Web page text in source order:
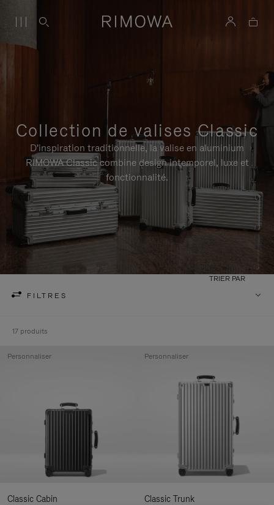
Collection de valises Classic
D'inspiration traditionnelle, la valise en aluminium
RIMOWA Classic combine design intemporel, luxe et
fonctionnalité.
FILTRES
TRIER PAR
17 produits
Classic Cabin
Personnaliser
Classic Trunk
Personnaliser